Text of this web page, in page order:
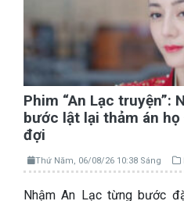
Phim “An Lạc truyện”:
bước lật lại thảm án
đợi
Thứ Năm, 06/08/26 10:38 Sáng
Nhậm An Lạc từng bước